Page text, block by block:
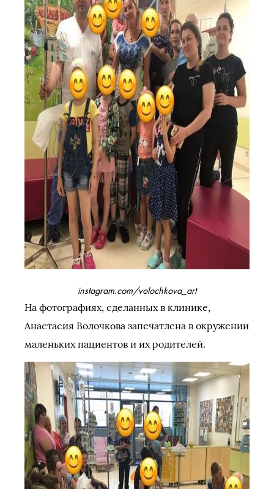
instagram.com/volochkova_art
На фотографиях, сделанных в клинике,
Анастасия Волочкова запечатлена в окружении
маленьких пациентов и их родителей.